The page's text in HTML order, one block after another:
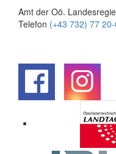
Amt der Oö.
Telefon (+43 732) 77